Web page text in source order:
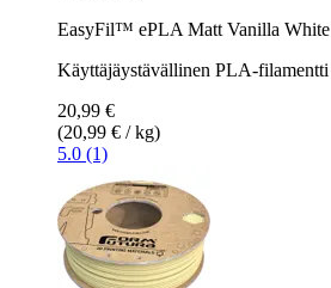
EasyFil™ ePLA Matt Vanilla White
Käyttäjäystävällinen PLA-filamentti
20,99 €
(20,99 € / kg)
5.0 (1)